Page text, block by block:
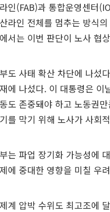
인(FAB)과 통합운영센터
라인 전체를 멈추는 방식
서는 이번 판단이 노사 협
도 사태 확산 차단에 나섰
에 나섰다. 이 대통령은 이
도 존중돼야 하고 노동권
를 막기 위해 노사가 사회
는 파업 장기화 가능성에
에 중대한 영향을 미칠 우
계 압박 수위도 최고조에